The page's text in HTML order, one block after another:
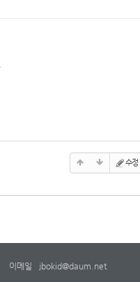
수정
이메일
jbokid@daum.net